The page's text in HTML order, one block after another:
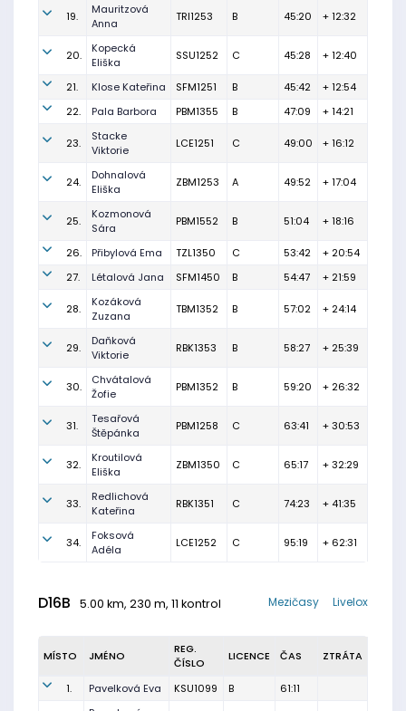
19.
Mauritzová
Anna
TRI1253 B 45:20 + 12:32
20.
Kopecká
Eliška
SSU1252 C 45:28 + 12:40
21. Klose Kateřina SFM1251 B 45:42
+ 12:54
22.
Pala Barbora PBM1355 B 47:09 + 14:21
23.
Stacke
Viktorie
LCE1251 C 49:00 + 16:12
24.
Dohnalová
Eliška
ZBM1253 A 49:52 + 17:04
25.
Kozmonová
Sára
PBM1552 B 51:04 + 18:16
26. Přibylová Ema TZL1350 C 53:42
+ 20:54
27.
Létalová Jana SFM1450 B 54:47 + 21:59
28.
Kozáková
Zuzana
TBM1352 B 57:02 + 24:14
29.
Daňková
Viktorie
RBK1353 B 58:27 + 25:39
30.
Chvátalová
Žofie
PBM1352 B 59:20 + 26:32
31.
Tesařová
Štěpánka
PBM1258 C 63:41 + 30:53
32.
Kroutilová
Eliška
ZBM1350 C 65:17 + 32:29
33.
Redlichová
Kateřina
RBK1351 C 74:23 + 41:35
34.
Foksová
Adéla
LCE1252 C 95:19 + 62:31
D16B 5.00 km, 230 m, 11 kontrol Livelox
Mezičasy
MÍSTO JMÉNO
REG.
ČÍSLO
LICENCE ČAS ZTRÁTA
1. Pavelková Eva KSU1099 B
61:11